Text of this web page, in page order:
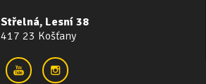
Střelná, Lesní 38
417 23 Košťany